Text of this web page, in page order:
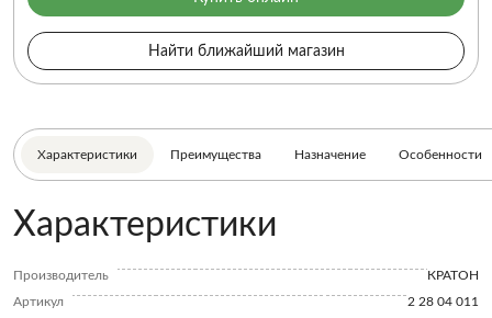
Найти ближайший магазин
Характеристики Преимущества Назначение Особенности
Характеристики
Производитель
КРАТОН
Артикул
2 28 04 011